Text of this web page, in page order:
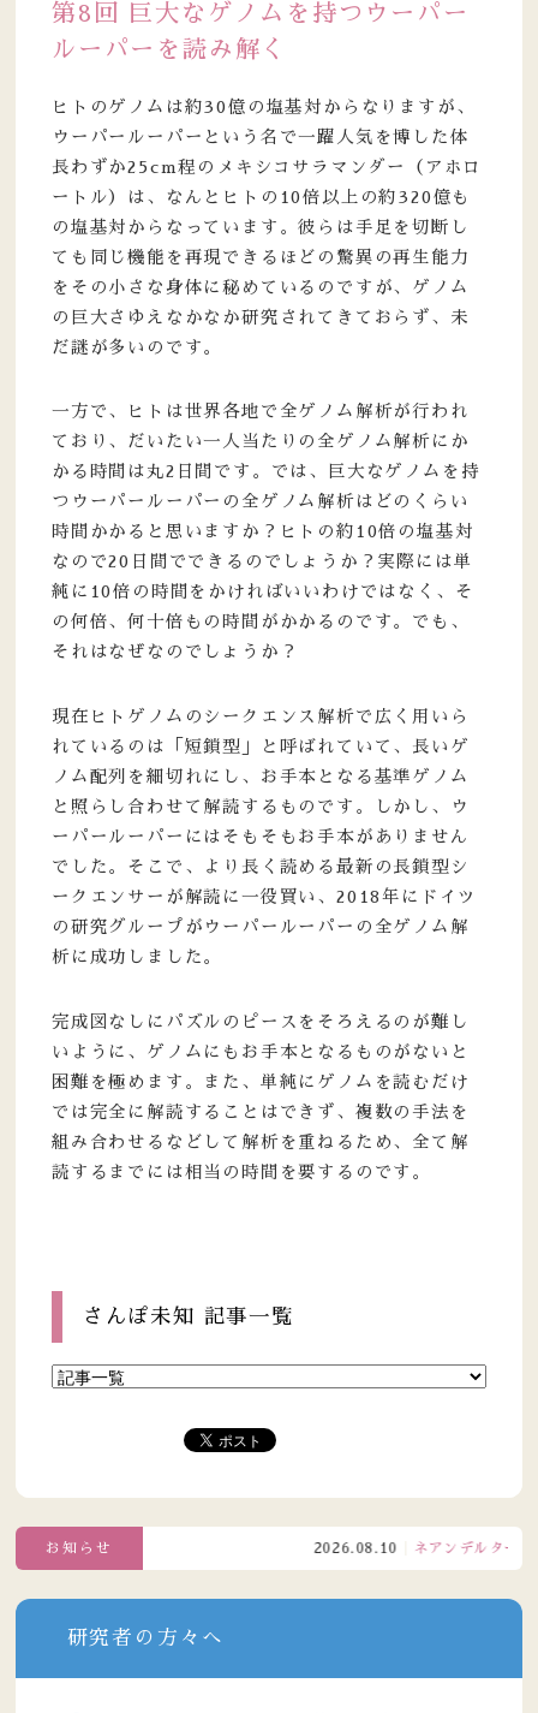
第8回 巨大なゲノムを持つウーパー
ルーパーを読み解く
ヒトのゲノムは約30億の塩基対からなりますが、
ウーパールーパーという名で一躍人気を博した体
長わずか25cm程のメキシコサラマンダー（アホロ
ートル）は、なんとヒトの10倍以上の約320億も
の塩基対からなっています。彼らは手足を切断し
ても同じ機能を再現できるほどの驚異の再生能力
をその小さな身体に秘めているのですが、ゲノム
の巨大さゆえなかなか研究されてきておらず、未
だ謎が多いのです。
一方で、ヒトは世界各地で全ゲノム解析が行われ
ており、だいたい一人当たりの全ゲノム解析にか
かる時間は丸2日間です。では、巨大なゲノムを持
つウーパールーパーの全ゲノム解析はどのくらい
時間かかると思いますか？ヒトの約10倍の塩基対
なので20日間でできるのでしょうか？実際には単
純に10倍の時間をかければいいわけではなく、そ
の何倍、何十倍もの時間がかかるのです。でも、
それはなぜなのでしょうか？
現在ヒトゲノムのシークエンス解析で広く用いら
れているのは「短鎖型」と呼ばれていて、長いゲ
ノム配列を細切れにし、お手本となる基準ゲノム
と照らし合わせて解読するものです。しかし、ウ
ーパールーパーにはそもそもお手本がありません
でした。そこで、より長く読める最新の長鎖型シ
ークエンサーが解読に一役買い、2018年にドイツ
の研究グループがウーパールーパーの全ゲノム解
析に成功しました。
完成図なしにパズルのピースをそろえるのが難し
いように、ゲノムにもお手本となるものがないと
困難を極めます。また、単純にゲノムを読むだけ
では完全に解読することはできず、複数の手法を
組み合わせるなどして解析を重ねるため、全て解
読するまでには相当の時間を要するのです。
さんぽ未知 記事一覧
お知らせ 2026.08.10 ネアンデルター
研究者の方々へ